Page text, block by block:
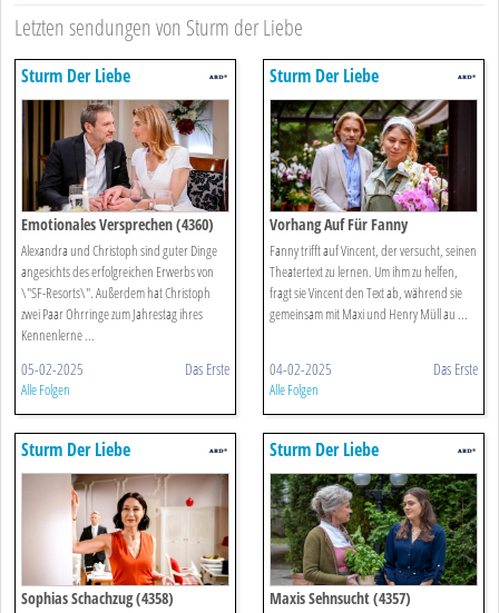
Letzten sendungen von Sturm der Liebe
Sturm Der Liebe
Emotionales Versprechen (4360)
Alexandra und Christoph sind guter Dinge
angesichts des erfolgreichen Erwerbs von
\"SF-Resorts\". Außerdem hat Christoph
zwei Paar Ohrringe zum Jahrestag ihres
Kennenlerne ...
05-02-2025 Das Erste
Alle Folgen
Sturm Der Liebe
Vorhang Auf Für Fanny
Fanny trifft auf Vincent, der versucht, seinen
Theatertext zu lernen. Um ihm zu helfen,
fragt sie Vincent den Text ab, während sie
gemeinsam mit Maxi und Henry Müll au ...
04-02-2025 Das Erste
Alle Folgen
Sturm Der Liebe
Sophias Schachzug (4358)
Sturm Der Liebe
Maxis Sehnsucht (4357)